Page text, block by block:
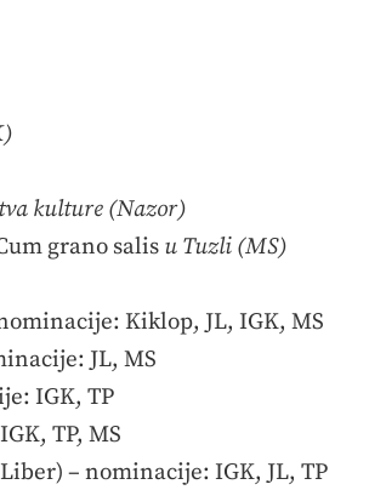
kulture (Nazor)
grano salis u Tuzli (MS)
Kiklop, JL, IGK, MS
JL, MS
IGK, TP
TP, MS
– nominacije: IGK, JL, TP